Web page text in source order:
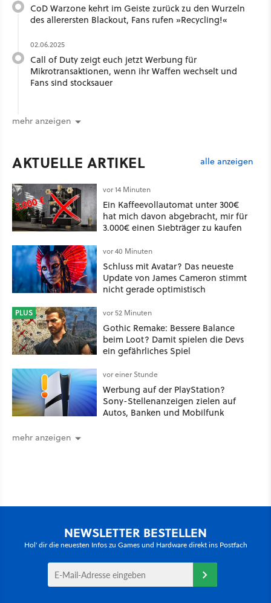
CoD Warzone kehrt im Geiste zurück zu den Wurzeln
des allerersten Blackout, Fans rufen »Recycling!«
02.06.2025
Call of Duty zeigt euch jetzt Werbung für
Mikrotransaktionen, wenn ihr Waffen wechselt und
Fans sind stocksauer
mehr anzeigen
AKTUELLE ARTIKEL alle anzeigen
vor 14 Minuten
Ein Kaffeevollautomat unter 300€
hat mich davon abgebracht, mir für
3.000€ einen Siebträger zu kaufen
vor 40 Minuten
Schluss mit Avatar? Das neueste
Update von James Cameron stimmt
nicht gerade optimistisch
PLUS vor 52 Minuten
Gothic Remake: Bessere Balance
beim Loot? Damit spielen die Devs
ein gefährliches Spiel
vor einer Stunde
Werbung auf der PlayStation?
Sony-Stellenanzeigen zielen auf
Autos, Banken und Mobilfunk
mehr anzeigen
NEWSLETTER BESTELLEN
Hol' dir die neuesten Infos zu Games und Hardware direkt ins Postfach